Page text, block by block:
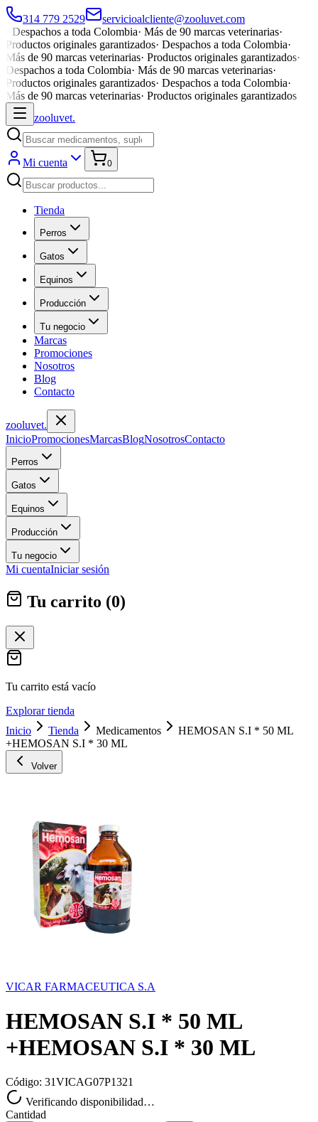
314 779 2529
servicioalcliente@zooluvet.com
Despachos a toda Colombia· Más de 90 marcas veterinarias·
Productos originales garantizados· Despachos a toda Colombia·
Más de 90 marcas veterinarias· Productos originales garantizados·
Despachos a toda Colombia· Más de 90 marcas veterinarias·
Productos originales garantizados· Despachos a toda Colombia·
Más de 90 marcas veterinarias· Productos originales garantizados
zooluvet.
Mi cuenta 0
Tienda
Perros
Gatos
Equinos
Producción
Tu negocio
Marcas
Promociones
Nosotros
Blog
Contacto
zooluvet.
InicioPromocionesMarcasBlogNosotrosContacto
Perros
Gatos
Equinos
Producción
Tu negocio
Mi cuentaIniciar sesión
Tu carrito (0)
Tu carrito está vacío
Explorar tienda
Inicio
Tienda Medicamentos
HEMOSAN S.I * 50 ML
+HEMOSAN S.I * 30 ML
Volver
VICAR FARMACEUTICA S.A
HEMOSAN S.I * 50 ML
+HEMOSAN S.I * 30 ML
Código: 31VICAG07P1321
Verificando disponibilidad…
Cantidad